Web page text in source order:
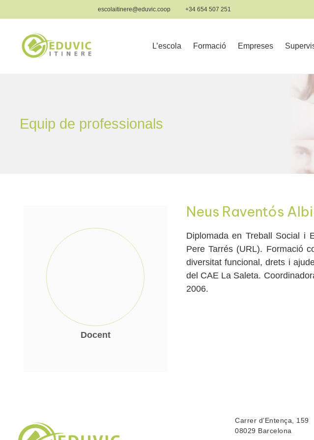
al
contingut
escolaitinere@eduvic.coop +34 654 507 251
L’escola Formació Empreses
Equip de professionals
Docent
Neus Raventós
Diplomada en Treball Social i
Pere Tarrés (URL). Formació
diversitat funcional, drets i
del CAE La Saleta.
2006.
Carrer d’Entença, 159
08029 Barcelona